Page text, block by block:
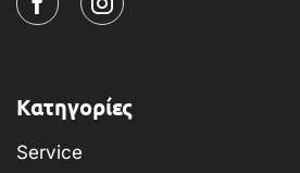
Κατηγορίες
Service